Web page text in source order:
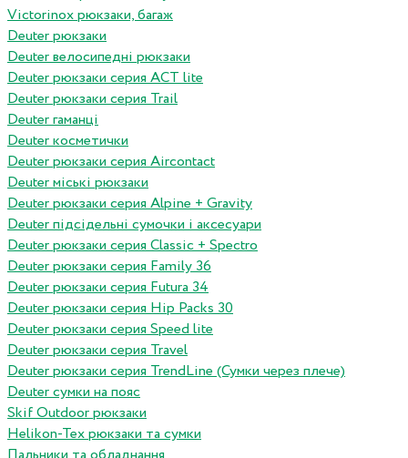
Victorinox рюкзаки, багаж
Deuter рюкзаки
Deuter велосипедні рюкзаки
Deuter рюкзаки серия ACT lite
Deuter рюкзаки серия Trail
Deuter гаманці
Deuter косметички
Deuter рюкзаки серия Aircontact
Deuter міські рюкзаки
Deuter рюкзаки серия Alpine + Gravity
Deuter підсідельні сумочки і аксесуари
Deuter рюкзаки серия Classic + Spectro
Deuter рюкзаки серия Family 36
Deuter рюкзаки серия Futura 34
Deuter рюкзаки серия Hip Packs 30
Deuter рюкзаки серия Speed lite
Deuter рюкзаки серия Travel
Deuter рюкзаки серия TrendLine (Сумки через плече)
Deuter сумки на пояс
Skif Outdoor рюкзаки
Helikon-Tex рюкзаки та сумки